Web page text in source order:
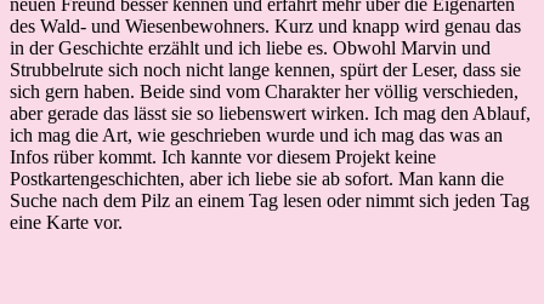
neuen Freund besser kennen und erfährt mehr über die Eigenarten
des Wald- und Wiesenbewohners. Kurz und knapp wird genau das
in der Geschichte erzählt und ich liebe es. Obwohl Marvin und
Strubbelrute sich noch nicht lange kennen, spürt der Leser, dass sie
sich gern haben. Beide sind vom Charakter her völlig verschieden,
aber gerade das lässt sie so liebenswert wirken. Ich mag den Ablauf,
ich mag die Art, wie geschrieben wurde und ich mag das was an
Infos rüber kommt. Ich kannte vor diesem Projekt keine
Postkartengeschichten, aber ich liebe sie ab sofort. Man kann die
Suche nach dem Pilz an einem Tag lesen oder nimmt sich jeden Tag
eine Karte vor.